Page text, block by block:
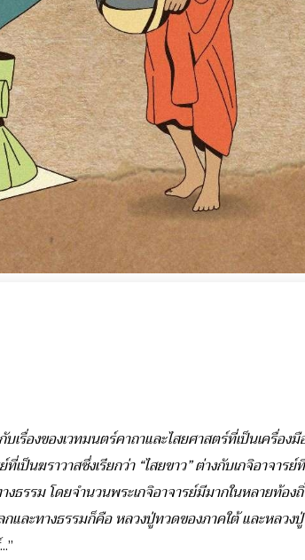
เรื่องของเวทมนตร์คาถาและไสยศาสตร์ที่เป็นเครื่อง
นฆราวาสซึ่งเรียกว่า “ไสยขาว” ต่างกับเกจิอาจารย์
ธรรม โดยจำนวนพระเกจิอาจารย์มีมากในหลายท้อง
และทางธรรมก็คือ หลวงปู่ทวดของภาคใต้ และหลวง
...”